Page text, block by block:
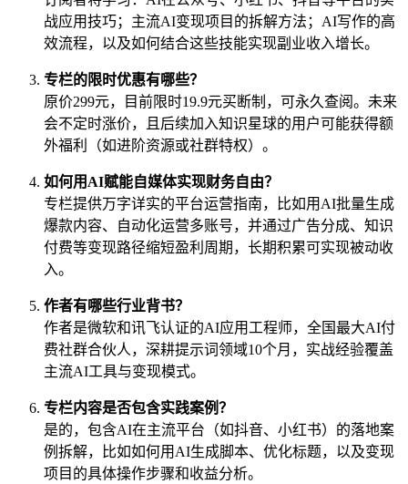
战应用技巧；主流AI变现项目的拆解方法；AI写作的高
效流程，以及如何结合这些技能实现副业收入增长。
专栏的限时优惠有哪些？
原价299元，目前限时19.9元买断制，可永久查阅。未来
会不定时涨价，且后续加入知识星球的用户可能获得额
外福利（如进阶资源或社群特权）。
如何用AI赋能自媒体实现财务自由？
专栏提供万字详实的平台运营指南，比如用AI批量生成
爆款内容、自动化运营多账号，并通过广告分成、知识
付费等变现路径缩短盈利周期，长期积累可实现被动收
入。
作者有哪些行业背书？
作者是微软和讯飞认证的AI应用工程师，全国最大AI付
费社群合伙人，深耕提示词领域10个月，实战经验覆盖
主流AI工具与变现模式。
专栏内容是否包含实践案例？
是的，包含AI在主流平台（如抖音、小红书）的落地案
例拆解，比如如何用AI生成脚本、优化标题，以及变现
项目的具体操作步骤和收益分析。